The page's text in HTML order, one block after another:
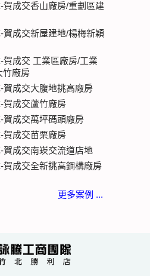
賀成交香山廠房/重劃區建
賀成交新屋建地/楊梅新穎
賀成交 工業區廠房/工業
竹廠房
賀成交大腹地挑高廠房
賀成交蘆竹廠房
賀成交萬坪碼頭廠房
賀成交苗栗廠房
賀成交南崁交流道店地
賀成交全新挑高鋼構廠房
更多案例 ...